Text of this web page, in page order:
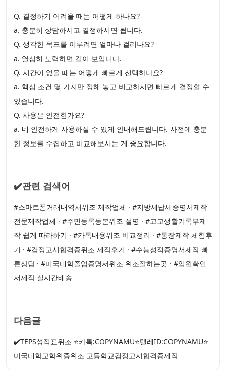
Q. 결정하기 어려울 때는 어떻게 하나요?
a. 충분히 상담하시고 결정하시면 됩니다.
Q. 생각한 목표를 이루려면 얼마나 걸리나요?
a. 열심히 노력하면 길이 보입니다.
Q. 시간이 없을 때는 어떻게 빠르게 선택하나요?
a. 핵심 조건 몇 가지만 정해 놓고 비교하시면 빠르게 결정할 수
있습니다.
Q. 사용은 안전한가요?
a. 네 안전하게 사용하실 수 있게 안내해드립니다. 사전에 충분
한 정보를 수집하고 비교해보시는 게 중요합니다.
✔️관련 검색어
#스마트폰거래내역서위조 제작업체 · #지방세납세증명서제작
전문제작업체 · #주민등록등본위조 설명 · #고교생활기록부제
작 쉽게 따라하기 · #카톡내용위조 비교정리 · #통장제작 체험후
기 · #검정고시합격증위조 제작후기 · #수능성적증명서제작 빠
른상담 · #미국대학졸업증명서위조 위조잘하는곳 · #입원확인
서제작 실시간배송
다음글
✔️TEPS성적표위조 ⭐카톡:COPYNAMU⭐텔레ID:COPYNAMU⭐
미국대학교학위증위조 고등학교검정고시합격증제작